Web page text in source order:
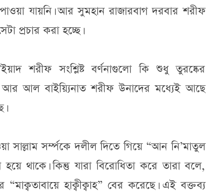
যায়নি। আর সুমহান রাজারবাগ দরবার শরীফ
প্রচার করা হচ্ছে।
শরীফ সংশ্লিষ্ট বর্ণনাগুলো কি শুধু তুরষ্কের
আর আল বাইয়্যিনাত শরীফ উনাদের মধ্যেই আছে
সাল্লাম সর্ম্পকে দলীল দিতে গিয়ে “আন নি’মাতুল
থাকে। কিন্তু যারা বিরোধিতা করে তারা বলে,
হাক্বীক্বাহ” বের করেছে। এই বক্তব্য